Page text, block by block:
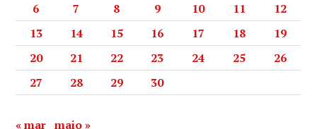
6
7 8 9 10 11
12
13
14 15 16 17 18
19
20
21 22 23 24 25
26
27
28 29 30
« mar maio »